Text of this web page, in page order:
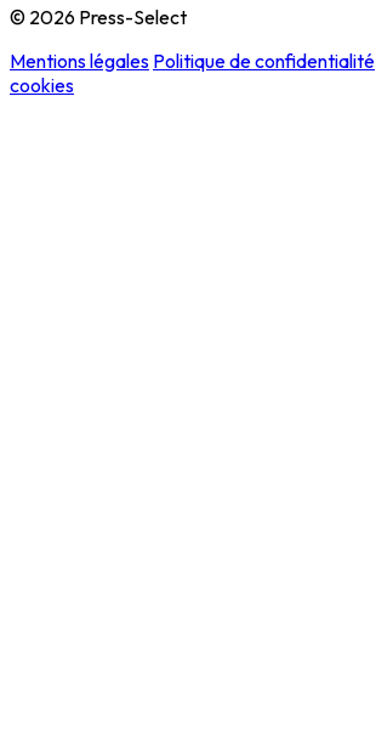
© 2026 Press-Select
Mentions légales Politique de confidentialité
cookies